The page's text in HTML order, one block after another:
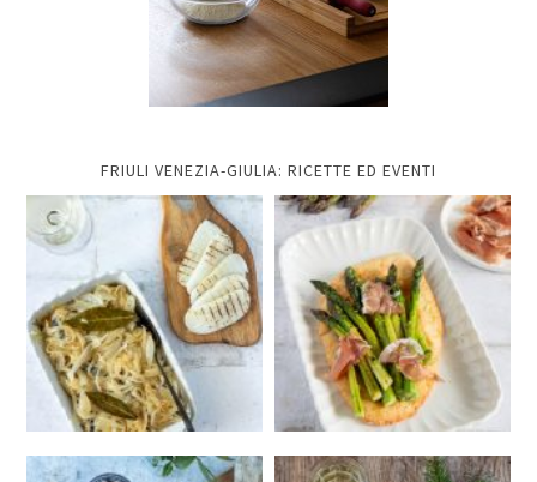
FRIULI VENEZIA-GIULIA: RICETTE ED EVENTI